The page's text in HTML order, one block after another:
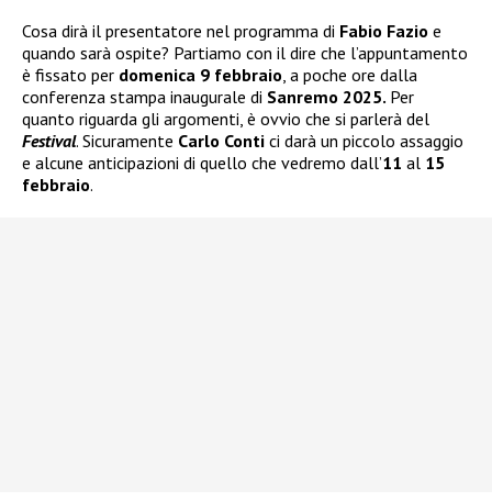
Cosa dirà il presentatore nel programma di Fabio Fazio e
quando sarà ospite? Partiamo con il dire che l’appuntamento
è fissato per domenica 9 febbraio, a poche ore dalla
conferenza stampa inaugurale di Sanremo 2025. Per
quanto riguarda gli argomenti, è ovvio che si parlerà del
Festival. Sicuramente Carlo Conti ci darà un piccolo assaggio
e alcune anticipazioni di quello che vedremo dall’11 al 15
febbraio.